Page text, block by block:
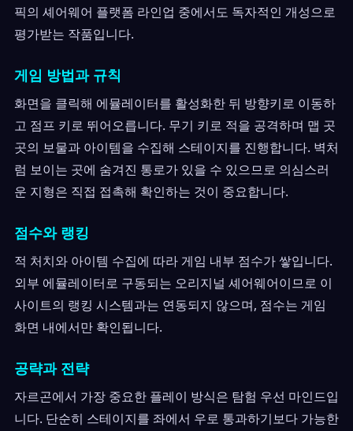
픽의 셰어웨어 플랫폼 라인업 중에서도 독자적인 개성으로
평가받는 작품입니다.
게임 방법과 규칙
화면을 클릭해 에뮬레이터를 활성화한 뒤 방향키로 이동하
고 점프 키로 뛰어오릅니다. 무기 키로 적을 공격하며 맵 곳
곳의 보물과 아이템을 수집해 스테이지를 진행합니다. 벽처
럼 보이는 곳에 숨겨진 통로가 있을 수 있으므로 의심스러
운 지형은 직접 접촉해 확인하는 것이 중요합니다.
점수와 랭킹
적 처치와 아이템 수집에 따라 게임 내부 점수가 쌓입니다.
외부 에뮬레이터로 구동되는 오리지널 셰어웨어이므로 이
사이트의 랭킹 시스템과는 연동되지 않으며, 점수는 게임
화면 내에서만 확인됩니다.
공략과 전략
자르곤에서 가장 중요한 플레이 방식은 탐험 우선 마인드입
니다. 단순히 스테이지를 좌에서 우로 통과하기보다 가능한